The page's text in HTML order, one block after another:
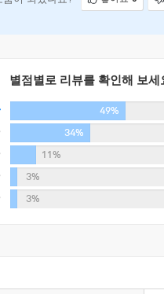
담겨 있으며, 인간의 탐욕과
은하수를 여행하는 특별한 경
〉
작해 텔레비전 드라마, 음반,
접 들려주는, 지구 행성을 떠
치하이커를 위한 안내서
별점별로 리뷰를 확인해 보세
3%